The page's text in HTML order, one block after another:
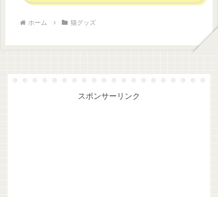
ホーム 猫グッズ
スポンサーリンク